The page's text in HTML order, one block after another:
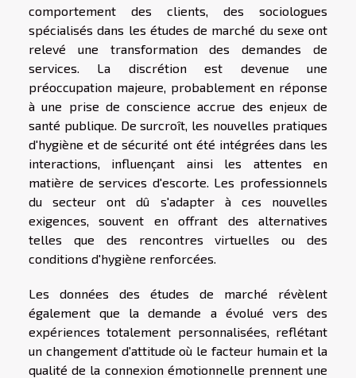
comportement des clients, des sociologues
spécialisés dans les études de marché du sexe ont
relevé une transformation des demandes de
services. La discrétion est devenue une
préoccupation majeure, probablement en réponse
à une prise de conscience accrue des enjeux de
santé publique. De surcroît, les nouvelles pratiques
d'hygiène et de sécurité ont été intégrées dans les
interactions, influençant ainsi les attentes en
matière de services d'escorte. Les professionnels
du secteur ont dû s'adapter à ces nouvelles
exigences, souvent en offrant des alternatives
telles que des rencontres virtuelles ou des
conditions d'hygiène renforcées.
Les données des études de marché révèlent
également que la demande a évolué vers des
expériences totalement personnalisées, reflétant
un changement d'attitude où le facteur humain et la
qualité de la connexion émotionnelle prennent une